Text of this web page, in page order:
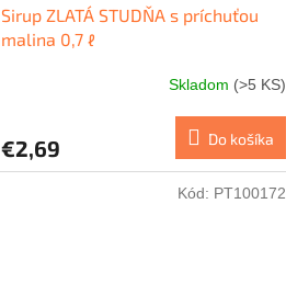
Sirup ZLATÁ STUDŇA s príchuťou
malina 0,7 ℓ
Skladom (>5 KS)
€2,69 Do košíka
Kód: PT100172